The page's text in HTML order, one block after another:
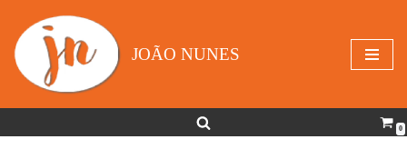
Avançar
para
JOÃO NUNES
0